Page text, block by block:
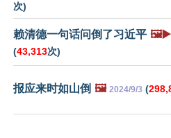
次)
赖清德一句话问倒了习近平 🖼️▶️
(43,313次)
报应来时如山倒 🖼️ 2024/9/3 (